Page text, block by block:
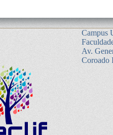
Campus
Av.
Coroado